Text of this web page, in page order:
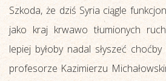
Szkoda, że dziś Syria ciągle
jako kraj krwawo tłumionych
lepiej byłoby nadal słyszeć
profesorze Kazimierzu